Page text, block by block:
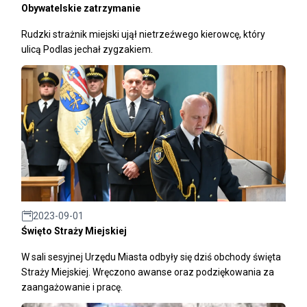
Obywatelskie zatrzymanie
Rudzki strażnik miejski ujął nietrzeźwego kierowcę, który
ulicą Podlas jechał zygzakiem.
2023-09-01
Święto Straży Miejskiej
W sali sesyjnej Urzędu Miasta odbyły się dziś obchody święta
Straży Miejskiej. Wręczono awanse oraz podziękowania za
zaangażowanie i pracę.